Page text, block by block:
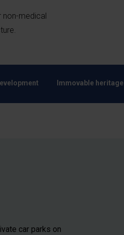
non-medical
Immovable heritage
car parks on